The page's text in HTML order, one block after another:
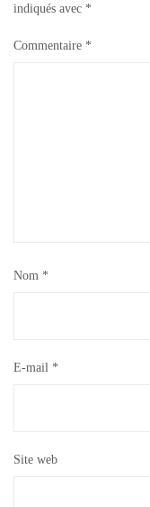
indiqués avec *
Commentaire *
Nom *
E-mail *
Site web